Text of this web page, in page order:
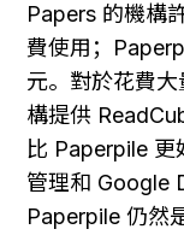
Papers 的機構
費使用；
元。對於花費
構提供
比 Paperpile 更
管理和 Google
Paperpile 仍然